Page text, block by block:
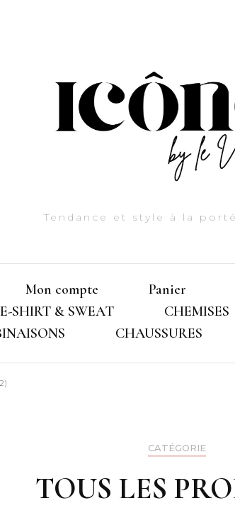
Tendance et style à la
Mon compte Panier
SHIRT & SWEAT CHEMISES
CHAUSSURES
CATÉGORIE
TOUS LES